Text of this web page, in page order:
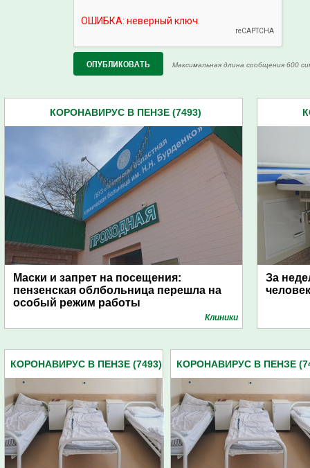
Максимальная длина сообщения 600
КОРОНАВИРУС В ПЕНЗЕ (7493)
Маски и запрет на посещения:
пензенская облбольница перешла на
особый режим работы
Клиники
За
КОРОНАВИРУС В ПЕНЗЕ (7493) КОРОНАВИРУС В ПЕНЗЕ